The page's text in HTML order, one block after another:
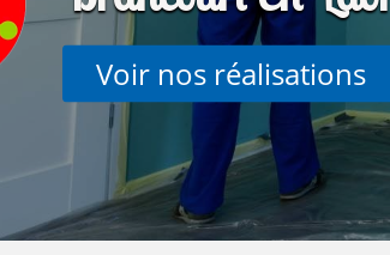
Voir nos réalisations